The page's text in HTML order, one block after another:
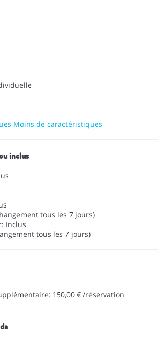
Moins de caractéristiques
inclus
tous les 7 jours)
Inclus
tous les 7 jours)
150,00 € /réservation